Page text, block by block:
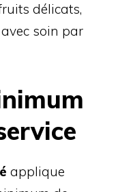
délicats,
soin par
applique